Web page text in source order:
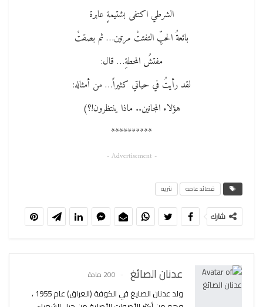
الشرطي اكتفى بشتيمةٍ عابرة
بائعةُ الحبِّ التفتتْ مرتين… ثم بصقتْ
مفتشُ المحطةِ… قال:
لقد رأيتُ في حياتي كثيراً… من أمثاله:
هؤلاء المجانين.. ماذا ينتظرون!؟)
**********
- Advertisement -
قصائد عامه نثريه
شارك
عدنان الصائغ 200 مادة
ولد عدنان الصايغ في الكوفة (العراق) عام 1955 ،